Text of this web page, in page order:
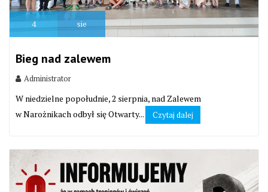
4 sie
Bieg nad zalewem
Administrator
W niedzielne popołudnie, 2 sierpnia, nad Zalewem
w Narożnikach odbył się Otwarty...
Czytaj dalej